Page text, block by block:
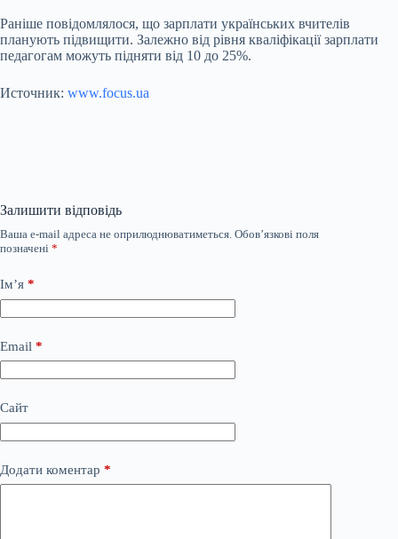
Раніше повідомлялося, що зарплати українських вчителів
планують підвищити. Залежно від рівня кваліфікації зарплати
педагогам можуть підняти від 10 до 25%.
Источник: www.focus.ua
Залишити відповідь
Ваша e-mail адреса не оприлюднюватиметься. Обов’язкові поля
позначені *
Ім’я *
Email *
Сайт
Додати коментар *